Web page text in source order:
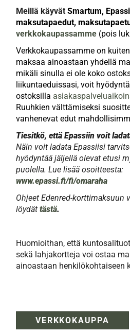
Meillä käyvät Smartum, Epassi
maksutapaedut,
verkkokaupassamme (pois
Verkkokaupassamme on
maksaa ainoastaan yhdellä
mikäli sinulla ei ole koko
liikuntaeduissasi, voit
ostoksilla
Ruuhkien välttämiseksi
vanhenevat edut
Tiesitkö, että Epassiin voit
Näin voit ladata Epassiisi
hyödyntää jäljellä olevat etusi
puolella. Lue lisää osoitteesta:
www.epassi.fi/fi/omaraha
Ohjeet Edenred-korttimaksuun
löydät tästä.
Huomioithan, että
sekä lahjakortteja voi ostaa
ainoastaan henkilökohtaiseen
VERKKOKAUPPA